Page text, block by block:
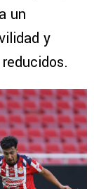
un
y